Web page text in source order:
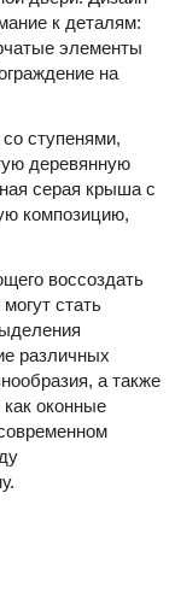
к деталям:
элементы
на
ступенями,
деревянную
серая крыша с
композицию,
воссоздать
стать
различных
а также
оконные